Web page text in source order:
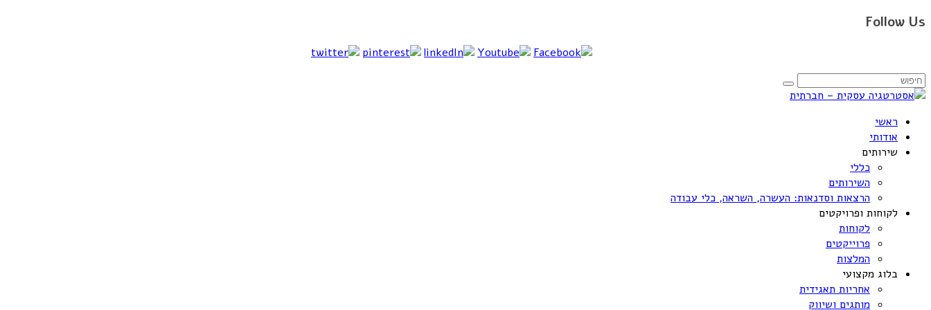
Follow Us
ראשי
אודותי
שירותים
כללי
השירותים
הרצאות וסדנאות: העשרה, השראה, כלי עבודה
לקוחות ופרויקטים
לקוחות
פרוייקטים
המלצות
בלוג מקצועי
אחריות תאגידית
מותגים ושיווק